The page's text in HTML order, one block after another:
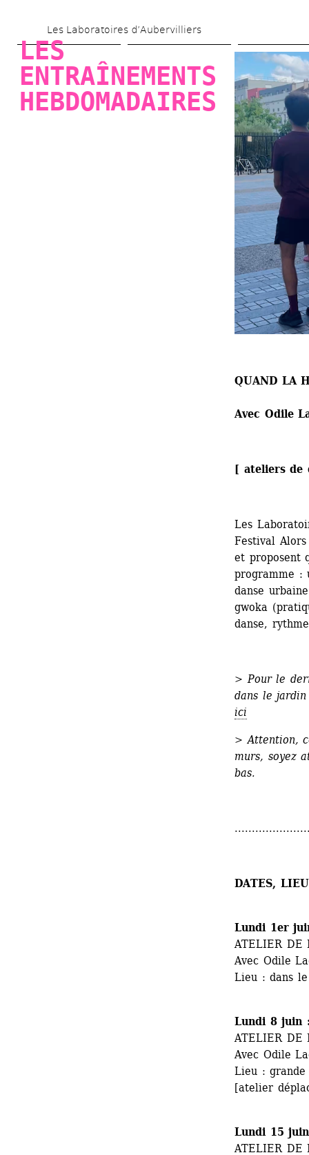
au
principal
Les Laboratoires d’Aubervilliers
LES
ENTRAÎNEMENTS
HEBDOMADAIRES
QUAND LA
Avec Odile
[ ateliers de
Les
Festival
et proposent
programme :
danse
gwoka
danse,
> Pour le
dans le
ici
> Attention,
murs, soyez
bas.
DATES,
Lundi 1er
ATELIER DE
Avec Odile
Lieu : dans
Lundi 8 juin
ATELIER DE
Avec Odile
Lieu : grande
[atelier
Lundi 15
ATELIER DE